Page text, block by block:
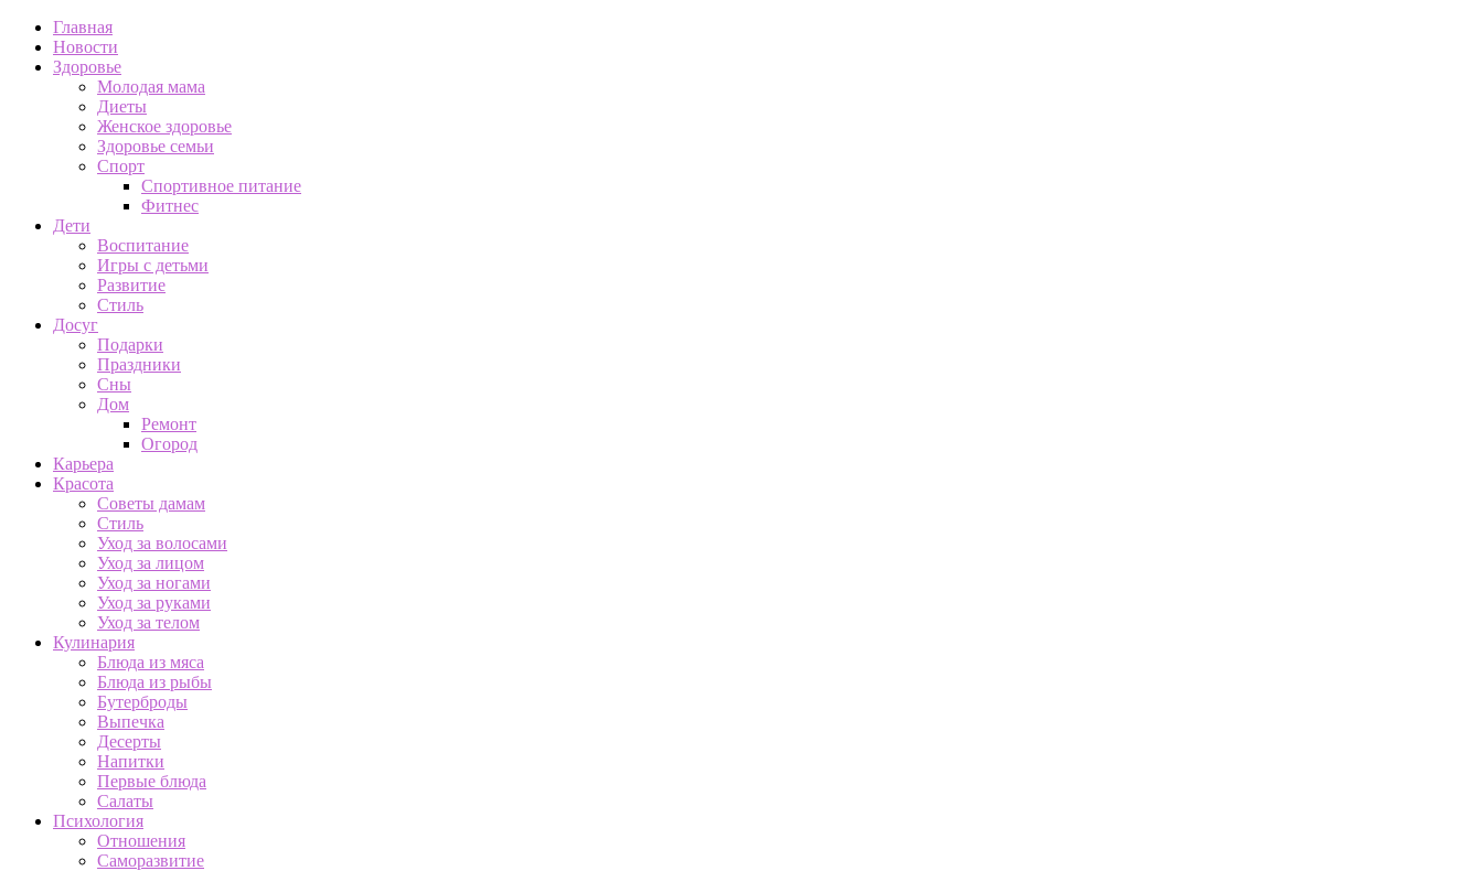
Главная
Новости
Здоровье
Молодая мама
Диеты
Женское здоровье
Здоровье семьи
Спорт
Спортивное питание
Фитнес
Дети
Воспитание
Игры с детьми
Развитие
Стиль
Досуг
Подарки
Праздники
Сны
Дом
Ремонт
Огород
Карьера
Красота
Советы дамам
Стиль
Уход за волосами
Уход за лицом
Уход за ногами
Уход за руками
Уход за телом
Кулинария
Блюда из мяса
Блюда из рыбы
Бутерброды
Выпечка
Десерты
Напитки
Первые блюда
Салаты
Психология
Отношения
Саморазвитие